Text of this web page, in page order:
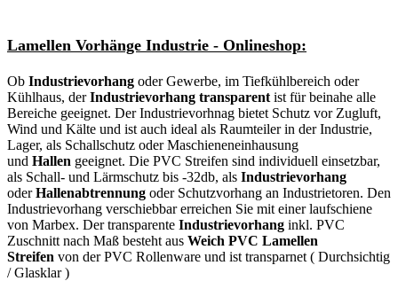
Lamellen Vorhänge Industrie - Onlineshop:
Ob Industrievorhang oder Gewerbe, im Tiefkühlbereich oder
Kühlhaus, derIndustrievorhang transparent ist für beinahe alle
Bereiche geeignet. Der Industrievorhnag bietet Schutz vor Zugluft,
Wind und Kälte und ist auch ideal als Raumteiler in der Industrie,
Lager, als Schallschutz oder Maschieneneinhausung
und Hallen geeignet. Die PVC Streifen sind individuell einsetzbar,
als Schall- und Lärmschutz bis -32db, als Industrievorhang
oderHallenabtrennung oder Schutzvorhang an Industrietoren. Den
Industrievorhang verschiebbar erreichen Sie mit einer laufschiene
von Marbex. Der transparente Industrievorhang inkl. PVC
Zuschnitt nach Maß besteht aus Weich PVC Lamellen
Streifen von der PVC Rollenware und ist transparnet ( Durchsichtig
/ Glasklar )